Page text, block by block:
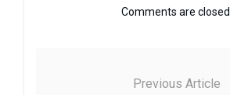
Comments are closed.
Previous Article